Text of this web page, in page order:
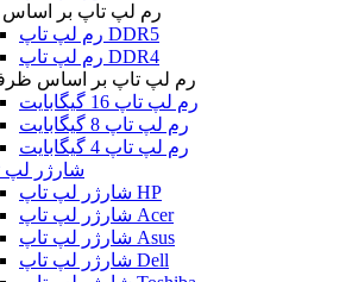
رم لپ تاپ بر اساس
رم لپ تاپ DDR5
رم لپ تاپ DDR4
رم لپ تاپ بر اساس
رم لپ تاپ 16 گیگابایت
رم لپ تاپ 8 گیگابایت
رم لپ تاپ 4 گیگابایت
شارژر لپ
شارژر لپ تاپ HP
شارژر لپ تاپ Acer
شارژر لپ تاپ Asus
شارژر لپ تاپ Dell